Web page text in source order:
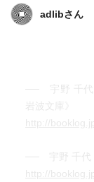
adlibさん
── 宇野 千代
岩波文庫》
── 宇野 千代